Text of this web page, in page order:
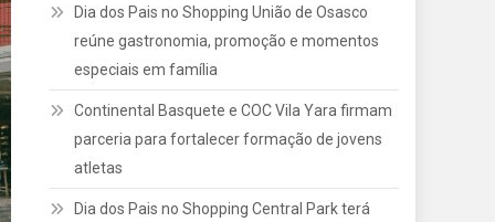
Dia dos Pais no Shopping União de Osasco
reúne gastronomia, promoção e momentos
especiais em família
Continental Basquete e COC Vila Yara firmam
parceria para fortalecer formação de jovens
atletas
Dia dos Pais no Shopping Central Park terá